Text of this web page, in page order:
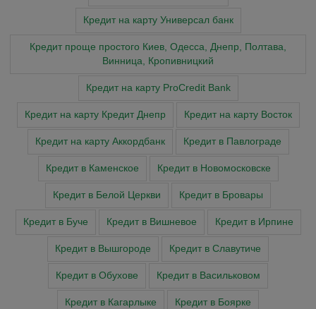
Кредит на карту Универсал банк
Кредит проще простого Киев, Одесса, Днепр, Полтава,
Винница, Кропивницкий
Кредит на карту ProCredit Bank
Кредит на карту Кредит Днепр Кредит на карту Восток
Кредит на карту Аккордбанк Кредит в Павлограде
Кредит в Каменское Кредит в Новомосковске
Кредит в Белой Церкви Кредит в Бровары
Кредит в Буче Кредит в Вишневое Кредит в Ирпине
Кредит в Вышгороде Кредит в Славутиче
Кредит в Обухове Кредит в Васильковом
Кредит в Кагарлыке Кредит в Боярке